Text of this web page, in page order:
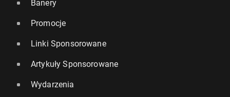
Banery
Promocje
Linki Sponsorowane
Artykuły Sponsorowane
Wydarzenia